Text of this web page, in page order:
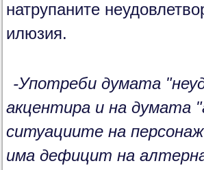
натрупаните
илюзия.
-Употреби думата
акцентира и на думата
ситуациите на
има дефицит на